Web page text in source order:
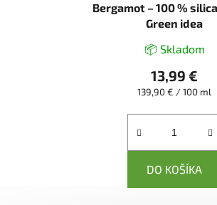
Bergamot – 100 %
Green idea
📦 Skladom
13,99 €
Jednotková
139,90 € / 100 ml
DO KOŠÍKA